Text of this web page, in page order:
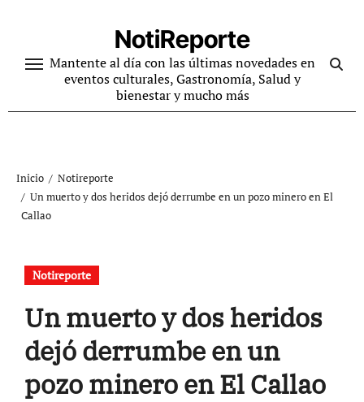
contenido
NotiReporte
Mantente al día con las últimas novedades en
eventos culturales, Gastronomía, Salud y
bienestar y mucho más
Inicio
Notireporte
Un muerto y dos heridos dejó derrumbe en un pozo minero en El
Callao
Notireporte
Un muerto y dos heridos
dejó derrumbe en un
pozo minero en El Callao